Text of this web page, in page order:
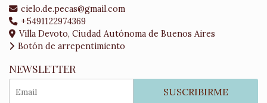
cielo.de.pecas@gmail.com
+5491122974369
Villa Devoto, Ciudad Autónoma de Buenos Aires
Botón de arrepentimiento
NEWSLETTER
SUSCRIBIRME